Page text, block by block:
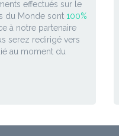
effectués sur le
du Monde sont 100%
à notre partenaire
serez redirigé vers
au moment du